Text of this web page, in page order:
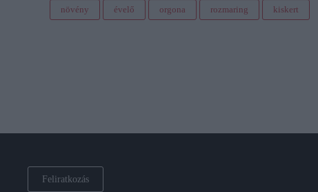
növény évelő orgona rozmaring kiskert
Feliratkozás